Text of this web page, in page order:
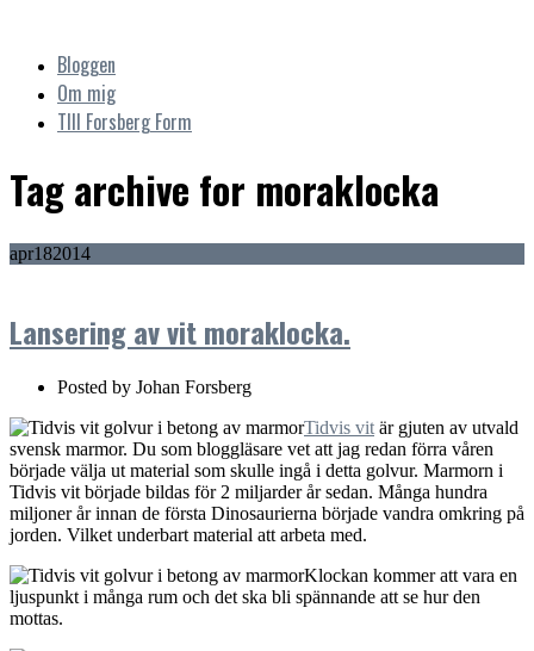
Bloggen
Om mig
TIll Forsberg Form
Tag archive for moraklocka
apr182014
Lansering av vit moraklocka.
Posted by Johan Forsberg
Tidvis vit är gjuten av utvald
svensk marmor. Du som bloggläsare vet att jag redan förra våren
började välja ut material som skulle ingå i detta golvur. Marmorn i
Tidvis vit började bildas för 2 miljarder år sedan. Många hundra
miljoner år innan de första Dinosaurierna började vandra omkring på
jorden. Vilket underbart material att arbeta med.
Klockan kommer att vara en
ljuspunkt i många rum och det ska bli spännande att se hur den
mottas.